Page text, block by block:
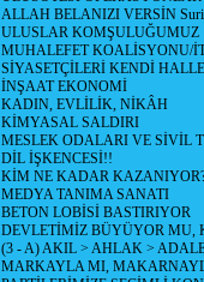
ALLAH BELANIZI VERSİN
ULUSLAR KOMŞULUĞUMUZ
MUHALEFET KOALİSYONU/
SİYASETÇİLERİ KENDİ
İNŞAAT EKONOMİ
KADIN, EVLİLİK, NİKÂH
KİMYASAL SALDIRI
MESLEK ODALARI VE SİVİL
DİL İŞKENCESİ!!
KİM NE KADAR
MEDYA TANIMA SANATI
BETON LOBİSİ BASTIRIYOR
DEVLETİMİZ BÜYÜYOR MU,
(3 - A) AKIL > AHLAK >
MARKAYLA MI,